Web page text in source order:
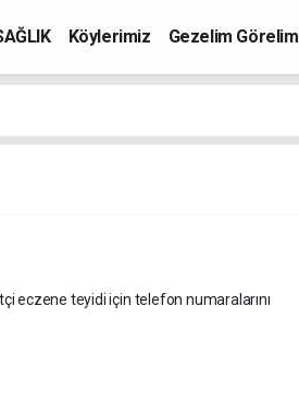
Köylerimiz Gezelim Görelim
eczene teyidi için telefon numaralarını